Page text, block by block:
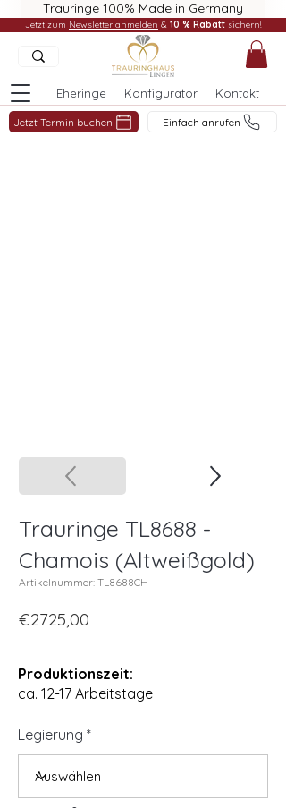
Trauringe 100% Made in Germany
Eheringe Konfigurator Kontakt
Jetzt Termin buchen Einfach anrufen
Jetzt zum Newsletter anmelden & 10 % Rabatt sichern!
Trauringe TL8688 -
Chamois (Altweißgold)
Artikelnummer: TL8688CH
€2725,00
Produktionszeit:
ca. 12-17 Arbeitstage
Legierung